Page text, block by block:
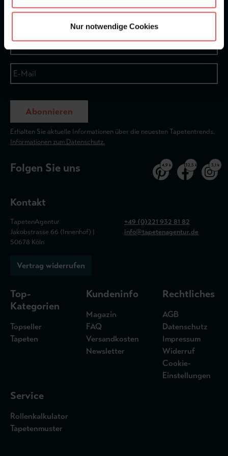
Nur notwendige Cookies
Newsletter
Abonnieren
Erhalten Sie aktuelle Informationen über die neuesten Tapetentrends.
Informationen zum Datenschutz.
Folgen Sie uns 4,9 k 32,5 k 3,1 k
Kontakt
TapetenAgentur
Jakobstrasse 66 (Innenhof) |
50678 Köln
+49 (0)221 932 81 82
info@tapetenagentur.de
Vertrag widerrufen
Top-
Kategorien
Topseller
Tapeten
Kundeninfo
Magazin
FAQ
Versandkosten
Newsletter
Rechtliches
AGB
Datenschutz
Impressum
Widerruf
Cookie-
Einstellungen
Service
Rollenkalkulator
Tapetenmuster